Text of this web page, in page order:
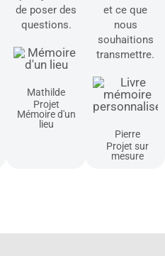
de poser des
questions.
Mathilde
Projet
Mémoire d'un
lieu
et ce que
nous
souhaitions
transmettre.
Pierre
Projet sur
mesure